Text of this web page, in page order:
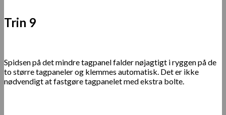
Trin 9
Spidsen på det mindre tagpanel falder nøjagtigt i ryggen på de
to større tagpaneler og klemmes automatisk. Det er ikke
nødvendigt at fastgøre tagpanelet med ekstra bolte.